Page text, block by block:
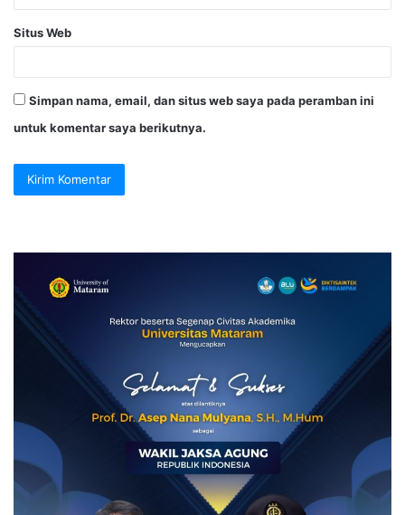
Situs Web
Simpan nama, email, dan situs web saya pada peramban ini
untuk komentar saya berikutnya.